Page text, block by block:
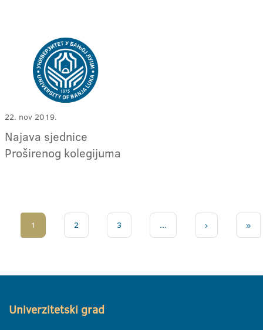
22. nov 2019.
Najava sjednice
Proširenog kolegijuma
1 2 3 ... › »
Univerzitetski grad